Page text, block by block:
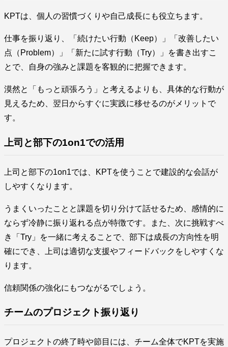
KPTは、個人の習慣づくりや自己成長にも役立ちます。
仕事を振り返り、「続けたい行動（Keep）」「改善したい
点（Problem）」「新たに試す行動（Try）」を書き出すこ
とで、自身の強みと課題を客観的に把握できます。
漠然と「もっと頑張ろう」と考えるよりも、具体的な行動が
見えるため、翌日からすぐに実践に移せるのがメリットで
す。
上司と部下の1on1での活用
上司と部下の1on1では、KPTを使うことで建設的な会話が
しやすくなります。
うまくいったことと課題を切り分けて話せるため、感情的に
ならず冷静に振り返れる点が特徴です。また、次に挑戦すべ
き「Try」を一緒に考えることで、部下は成長の方向性を明
確にでき、上司は適切な支援やフィードバックをしやすくな
ります。
信頼関係の強化にもつながるでしょう。
チームのプロジェクト振り返り
プロジェクトの終了時や節目には、チーム全体でKPTを実施